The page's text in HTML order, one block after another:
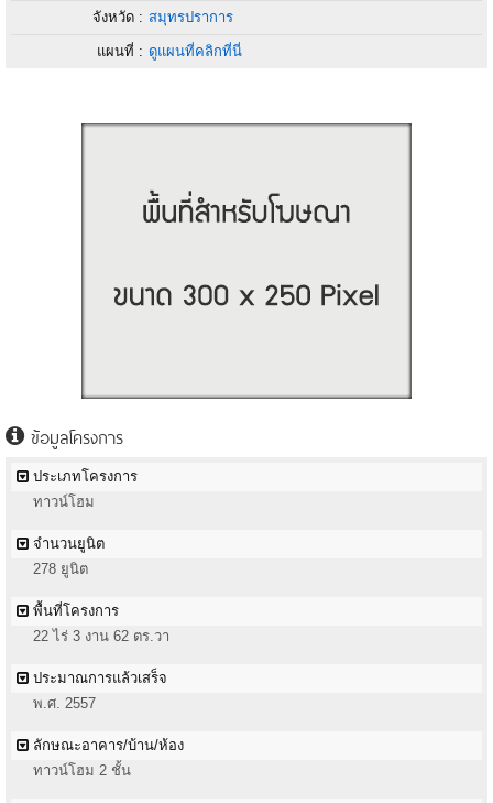
จังหวัด : สมุทรปราการ
แผนที่ : ดูแผนที่คลิกที่นี่
ข้อมูลโครงการ
ประเภทโครงการ
ทาวน์โฮม
จำนวนยูนิต
278 ยูนิต
พื้นที่โครงการ
22 ไร่ 3 งาน 62 ตร.วา
ประมาณการแล้วเสร็จ
พ.ศ. 2557
ลักษณะอาคาร/บ้าน/ห้อง
ทาวน์โฮม 2 ชั้น